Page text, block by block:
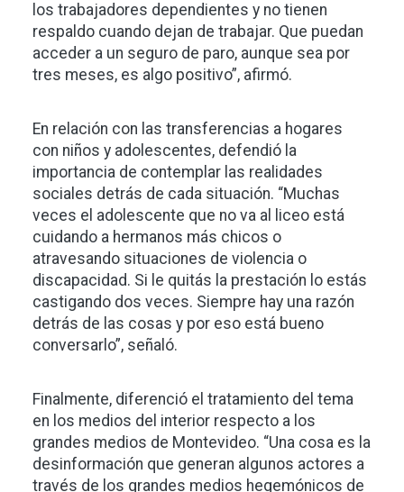
los trabajadores dependientes y no tienen
respaldo cuando dejan de trabajar. Que puedan
acceder a un seguro de paro, aunque sea por
tres meses, es algo positivo”, afirmó.
En relación con las transferencias a hogares
con niños y adolescentes, defendió la
importancia de contemplar las realidades
sociales detrás de cada situación. “Muchas
veces el adolescente que no va al liceo está
cuidando a hermanos más chicos o
atravesando situaciones de violencia o
discapacidad. Si le quitás la prestación lo estás
castigando dos veces. Siempre hay una razón
detrás de las cosas y por eso está bueno
conversarlo”, señaló.
Finalmente, diferenció el tratamiento del tema
en los medios del interior respecto a los
grandes medios de Montevideo. “Una cosa es la
desinformación que generan algunos actores a
través de los grandes medios hegemónicos de